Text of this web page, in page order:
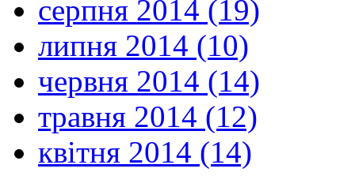
серпня 2014 (19)
липня 2014 (10)
червня 2014 (14)
травня 2014 (12)
квітня 2014 (14)